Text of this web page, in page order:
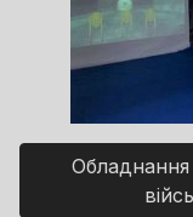
Обладнання